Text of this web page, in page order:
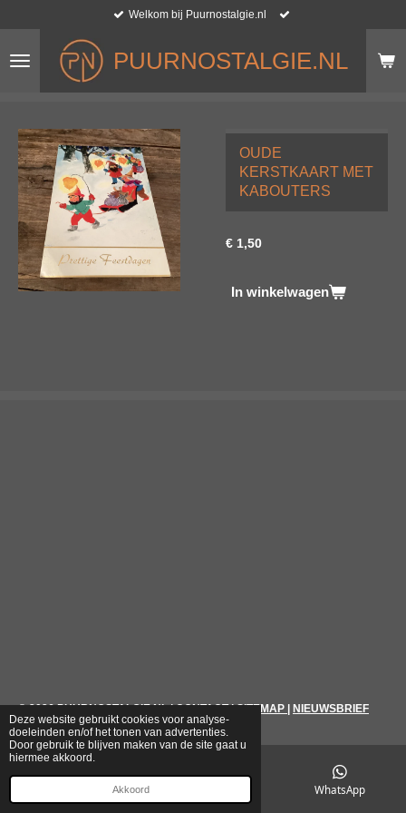
Deze website gebruikt cookies voor analyse-
doeleinden en/of het tonen van advertenties.
Door gebruik te blijven maken van de site gaat u
hiermee akkoord.
Akkoord
naar
hoofdinhoud
PUURNOSTALGIE.NL
Welkom bij Puurnostalgie.nl
OUDE
KERSTKAART MET
KABOUTERS
€ 1,50
In winkelwagen
© 2026 PUURNOSTALGIE.NL|CONTACT|SITEMAP NIEUWSBRIEF
WhatsApp